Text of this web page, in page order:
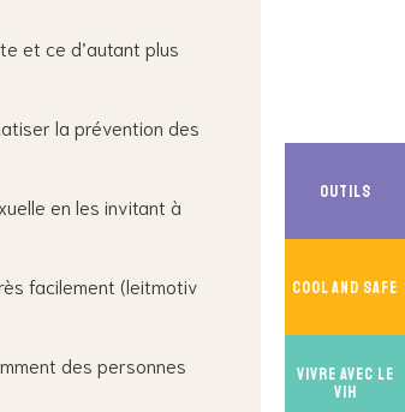
Outils
Cool And Safe
Vivre avec le
VIH
et ce d’autant plus
la prévention des
en les invitant à
facilement (leitmotiv
des personnes